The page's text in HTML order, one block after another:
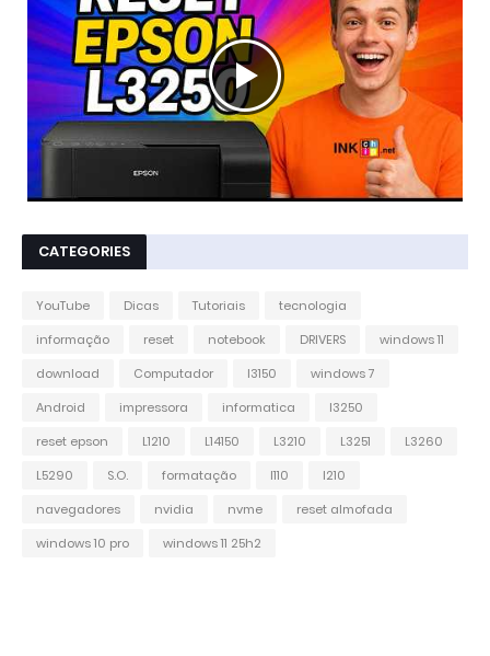
CATEGORIES
YouTube Dicas Tutoriais
tecnologia
informação
reset notebook DRIVERS
windows 11
download
Computador l3150
windows 7
Android
impressora informatica
l3250
reset epson
L1210 L14150 L3210 L3251
L3260
L5290
S.O. formatação l110
l210
navegadores
nvidia nvme
reset almofada
windows 10 pro
windows 11 25h2